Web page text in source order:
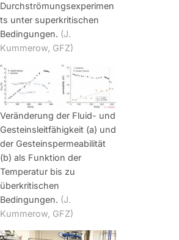
Durchströmungsexperimen
ts unter superkritischen
Bedingungen. (J.
Kummerow, GFZ)
Veränderung der Fluid- und
Gesteinsleitfähigkeit (a) und
der Gesteinspermeabilität
(b) als Funktion der
Temperatur bis zu
überkritischen
Bedingungen. (J.
Kummerow, GFZ)